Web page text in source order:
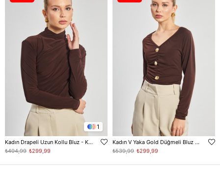
1
Kadın Drapeli Uzun Kollu Bluz - Kahve
₺299,99
₺404,99
Kadın V Yaka Gold Düğmeli Bluz - Kahve
₺299,99
₺539,99